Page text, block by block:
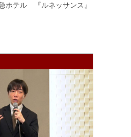
ホテル 『ルネッサンス』